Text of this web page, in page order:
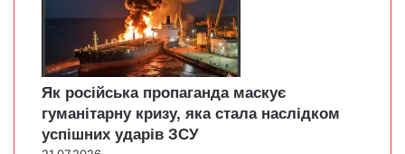
Як російська пропаганда маскує
гуманітарну кризу, яка стала наслідком
успішних ударів ЗСУ